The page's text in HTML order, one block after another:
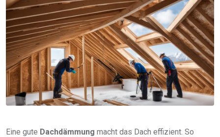
Eine gute Dachdämmung macht das Dach effizient. So